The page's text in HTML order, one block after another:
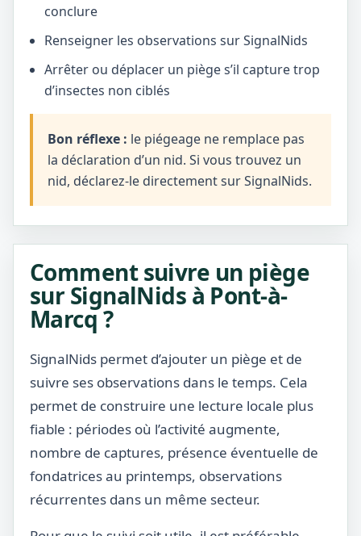
conclure
Renseigner les observations sur SignalNids
Arrêter ou déplacer un piège s’il capture trop
d’insectes non ciblés
Bon réflexe : le piégeage ne remplace pas
la déclaration d’un nid. Si vous trouvez un
nid, déclarez-le directement sur SignalNids.
Comment suivre un piège
sur SignalNids à Pont-à-
Marcq ?
SignalNids permet d’ajouter un piège et de
suivre ses observations dans le temps. Cela
permet de construire une lecture locale plus
fiable : périodes où l’activité augmente,
nombre de captures, présence éventuelle de
fondatrices au printemps, observations
récurrentes dans un même secteur.